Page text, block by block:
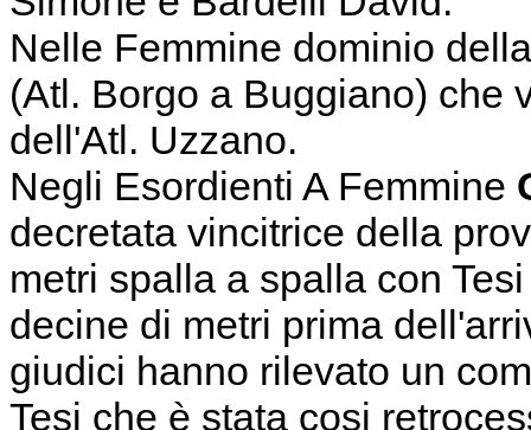
Nelle Femmine dominio
(Atl. Borgo a Buggiano) che
dell'Atl. Uzzano.
Negli Esordienti A Femmine
decretata vincitrice della
metri spalla a spalla con
decine di metri prima
giudici hanno rilevato un
Tesi che è stata cosi